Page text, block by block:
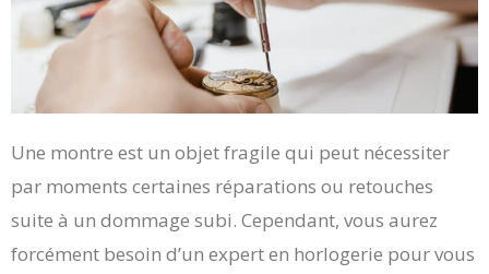
Une montre est un objet fragile qui peut nécessiter
par moments certaines réparations ou retouches
suite à un dommage subi. Cependant, vous aurez
forcément besoin d’un expert en horlogerie pour vous